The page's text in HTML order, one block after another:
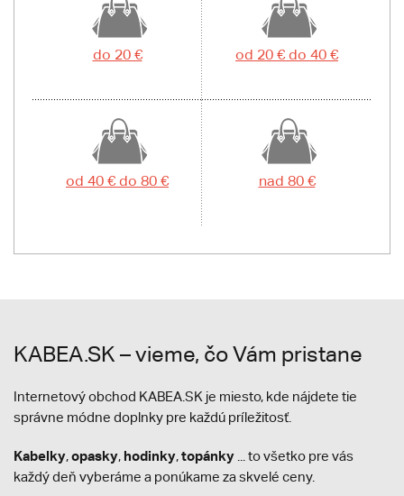
do 20 € od 20 € do 40 €
od 40 € do 80 € nad 80 €
KABEA.SK – vieme, čo Vám pristane
Internetový obchod KABEA.SK je miesto, kde nájdete tie
správne módne doplnky pre každú príležitosť.
Kabelky,opasky, hodinky,topánky ... to všetko pre vás
každý deň vyberáme a ponúkame za skvelé ceny.